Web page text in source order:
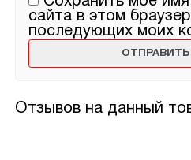
Отзывов на данный
сайта в этом
последующих моих